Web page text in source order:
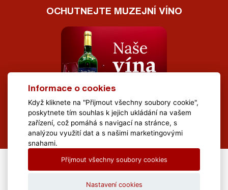
OCHUTNEJTE MUZEJNÍ VÍNO
All Rights Reserved Muzeum Brněnska © 2020, Webdesign by
Informace o cookies
Když kliknete na "Přijmout všechny soubory cookie",
poskytnete tím souhlas k jejich ukládání na vašem
zařízení, což pomáhá s navigací na stránce, s
analýzou využití dat a s našimi marketingovými
snahami.
Přijmout všechny soubory cookies
Nastavení cookies